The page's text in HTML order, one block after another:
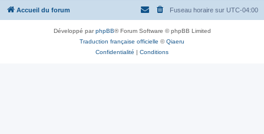
Accueil du forum Fuseau horaire sur UTC-04:00
Développé parphpBB® Forum Software © phpBB Limited
Traduction française officielle ©Qiaeru
Confidentialité | Conditions